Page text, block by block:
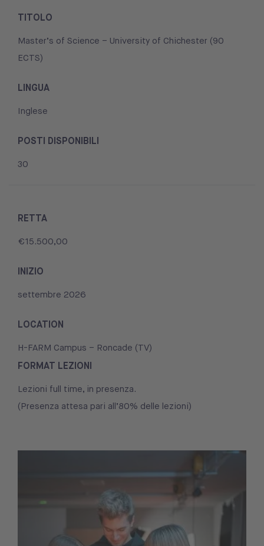
TITOLO
Master’s of Science – University of Chichester (90
ECTS)
LINGUA
Inglese
POSTI DISPONIBILI
30
RETTA
€15.500,00
INIZIO
settembre 2026
LOCATION
H-FARM Campus – Roncade (TV)
FORMAT LEZIONI
Lezioni full time, in presenza.
(Presenza attesa pari all’80% delle lezioni)